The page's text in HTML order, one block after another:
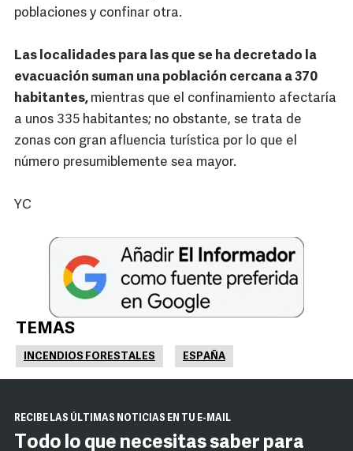
poblaciones y confinar otra.
Las localidades para las que se ha decretado la
evacuación suman una población cercana a 370
habitantes, mientras que el confinamiento afectaría
a unos 335 habitantes; no obstante, se trata de
zonas con gran afluencia turística por lo que el
número presumiblemente sea mayor.
YC
TEMAS
INCENDIOS FORESTALES ESPAÑA
RECIBE LAS ÚLTIMAS NOTICIAS EN TU E-MAIL
Todo lo que necesitas saber para